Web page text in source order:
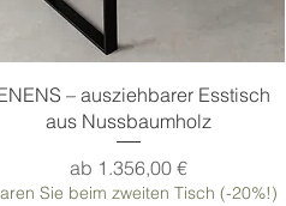
Schnellansicht
– ausziehbarer Esstisch
aus Nussbaumholz
ab 1.356,00 €
Sale-Preis
Sie beim zweiten Tisch (-20%!)